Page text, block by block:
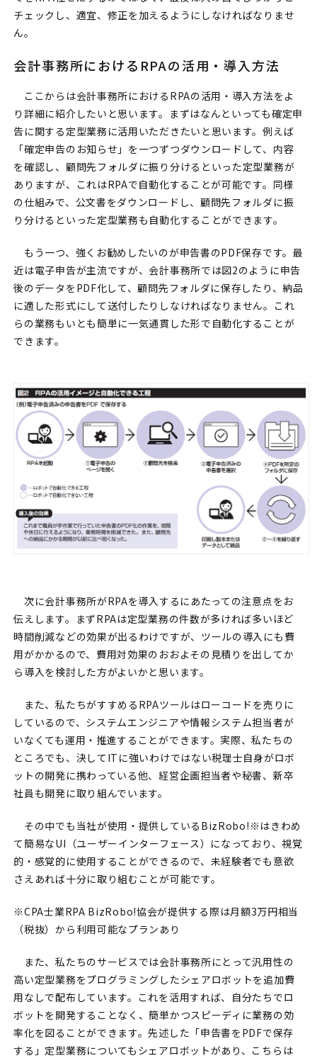
チェックし、適宜、修正を加えるようにしなければなりませ
ん。
会計事務所におけるRPAの活用・導入方法
ここからは会計事務所におけるRPAの活用・導入方法をよ
り詳細に紹介したいと思います。まずはなんといっても確定申
告に関する定型業務に活用いただきたいと思います。例えば
「確定申告のお知らせ」を一つずつダウンロードして、内容
を確認し、顧問先フォルダに振り分けるといった定型業務が
ありますが、これはRPAで自動化することが可能です。同様
の仕組みで、公文書をダウンロードし、顧問先フォルダに振
り分けるといった定型業務も自動化することができます。
もう一つ、強くお勧めしたいのが申告書のPDF保存です。最
近は電子申告が主流ですが、会計事務所では図2のように申告
後のデータをPDF化して、顧問先フォルダに保存したり、納品
に適した形式にして送付したりしなければなりません。これ
らの業務もいとも簡単に一気通貫した形で自動化することが
できます。
次に会計事務所がRPAを導入するにあたっての注意点をお
伝えします。まずRPAは定型業務の件数が多ければ多いほど
時間削減などの効果が出るわけですが、ツールの導入にも費
用がかかるので、費用対効果のおおよその見積りを出してか
ら導入を検討した方がよいかと思います。
また、私たちがすすめるRPAツールはローコードを売りに
しているので、システムエンジニアや情報システム担当者が
いなくても運用・推進することができます。実際、私たちの
ところでも、決してITに強いわけではない税理士自身がロボ
ットの開発に携わっている他、経営企画担当者や秘書、新卒
社員も開発に取り組んでいます。
その中でも当社が使用・提供しているBizRobo!※はきわめ
て簡易なUI（ユーザーインターフェース）になっており、視覚
的・感覚的に使用することができるので、未経験者でも意欲
さえあれば十分に取り組むことが可能です。
※CPA士業RPA BizRobo!協会が提供する際は月額3万円相当
（税抜）から利用可能なプランあり
また、私たちのサービスでは会計事務所にとって汎用性の
高い定型業務をプログラミングしたシェアロボットを追加費
用なしで配布しています。これを活用すれば、自分たちでロ
ボットを開発することなく、簡単かつスピーディに業務の効
率化を図ることができます。先述した「申告書をPDFで保存
する」定型業務についてもシェアロボットがあり、こちらは